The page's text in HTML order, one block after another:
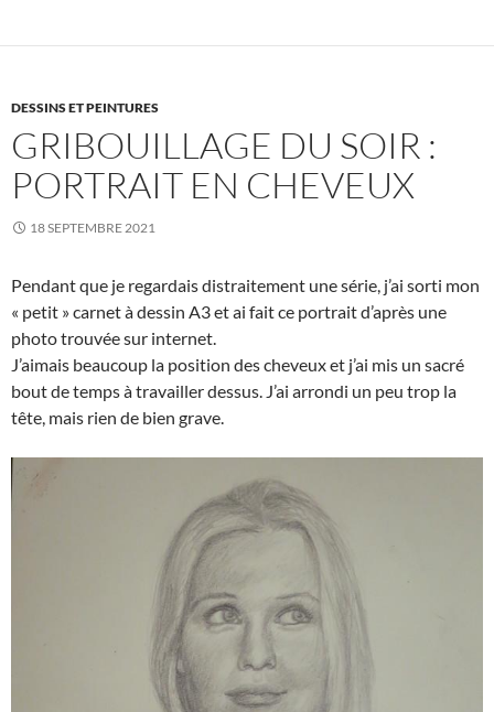
DESSINS ET PEINTURES
GRIBOUILLAGE DU SOIR :
PORTRAIT EN CHEVEUX
18 SEPTEMBRE 2021
Pendant que je regardais distraitement une série, j’ai sorti mon
« petit » carnet à dessin A3 et ai fait ce portrait d’après une
photo trouvée sur internet.
J’aimais beaucoup la position des cheveux et j’ai mis un sacré
bout de temps à travailler dessus. J’ai arrondi un peu trop la
tête, mais rien de bien grave.